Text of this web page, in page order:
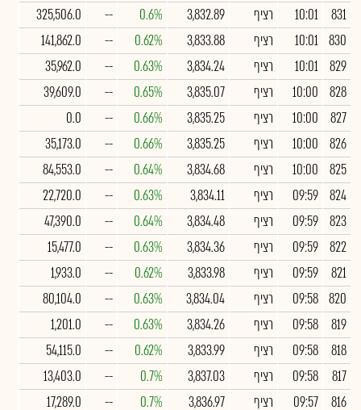
831
10:01 רציף 3,832.89
0.6%
--
325,506.0
830
10:01 רציף 3,833.88
0.62%
--
141,862.0
829
10:01 רציף 3,834.24
0.63%
--
35,962.0
828
10:00 רציף 3,835.07
0.65%
--
39,609.0
827
10:00 רציף 3,835.25
0.66%
--
0.0
826
10:00 רציף 3,835.25
0.66%
--
35,173.0
825
10:00 רציף 3,834.68
0.64%
--
84,553.0
824
09:59 רציף 3,834.11
0.63%
--
22,720.0
823
09:59 רציף 3,834.48
0.64%
--
47,390.0
822
09:59 רציף 3,834.36
0.63%
--
15,477.0
821
09:59 רציף 3,833.98
0.62%
--
1,933.0
820
09:58 רציף 3,834.04
0.63%
--
80,104.0
819
09:58 רציף 3,834.26
0.63%
--
1,201.0
818
09:58 רציף 3,833.99
0.62%
--
54,115.0
817
09:58 רציף 3,837.03
0.7%
--
13,403.0
816
09:57 רציף 3,836.97
0.7%
--
17,289.0